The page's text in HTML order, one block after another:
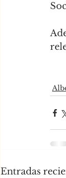
Entradas